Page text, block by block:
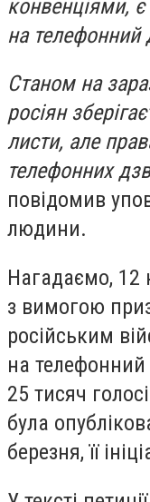
конвенціями,
на телефонний
Станом на
росіян
листи, але
телефонних
повідомив
людини.
Нагадаємо, 12
з вимогою
російським
на телефонний
25 тисяч
була
березня, її